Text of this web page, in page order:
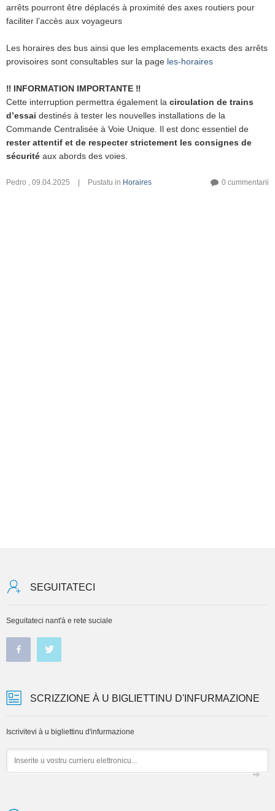
arrêts pourront être déplacés à proximité des axes routiers pour
faciliter l’accès aux voyageurs
Les horaires des bus ainsi que les emplacements exacts des arrêts
provisoires sont consultables sur la page les-horaires
‼️ INFORMATION IMPORTANTE ‼️
Cette interruption permettra également la circulation de trains
d’essai destinés à tester les nouvelles installations de la
Commande Centralisée à Voie Unique. Il est donc essentiel de
rester attentif et de respecter strictement les consignes de
sécurité aux abords des voies.
Pedro , 09.04.2025 Pustatu in Horaires 0 cummentarii
SEGUITATECI
Seguitateci nant'à e rete suciale
SCRIZZIONE À U BIGLIETTINU D'INFURMAZIONE
Iscrivitevi à u bigliettinu d'infurmazione